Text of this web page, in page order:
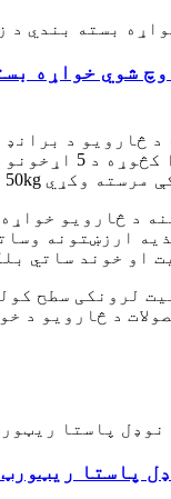
کې ډیر مشهور او لوړ معیار شوي
ارزښتونه
لرونکی سطح
پاستا